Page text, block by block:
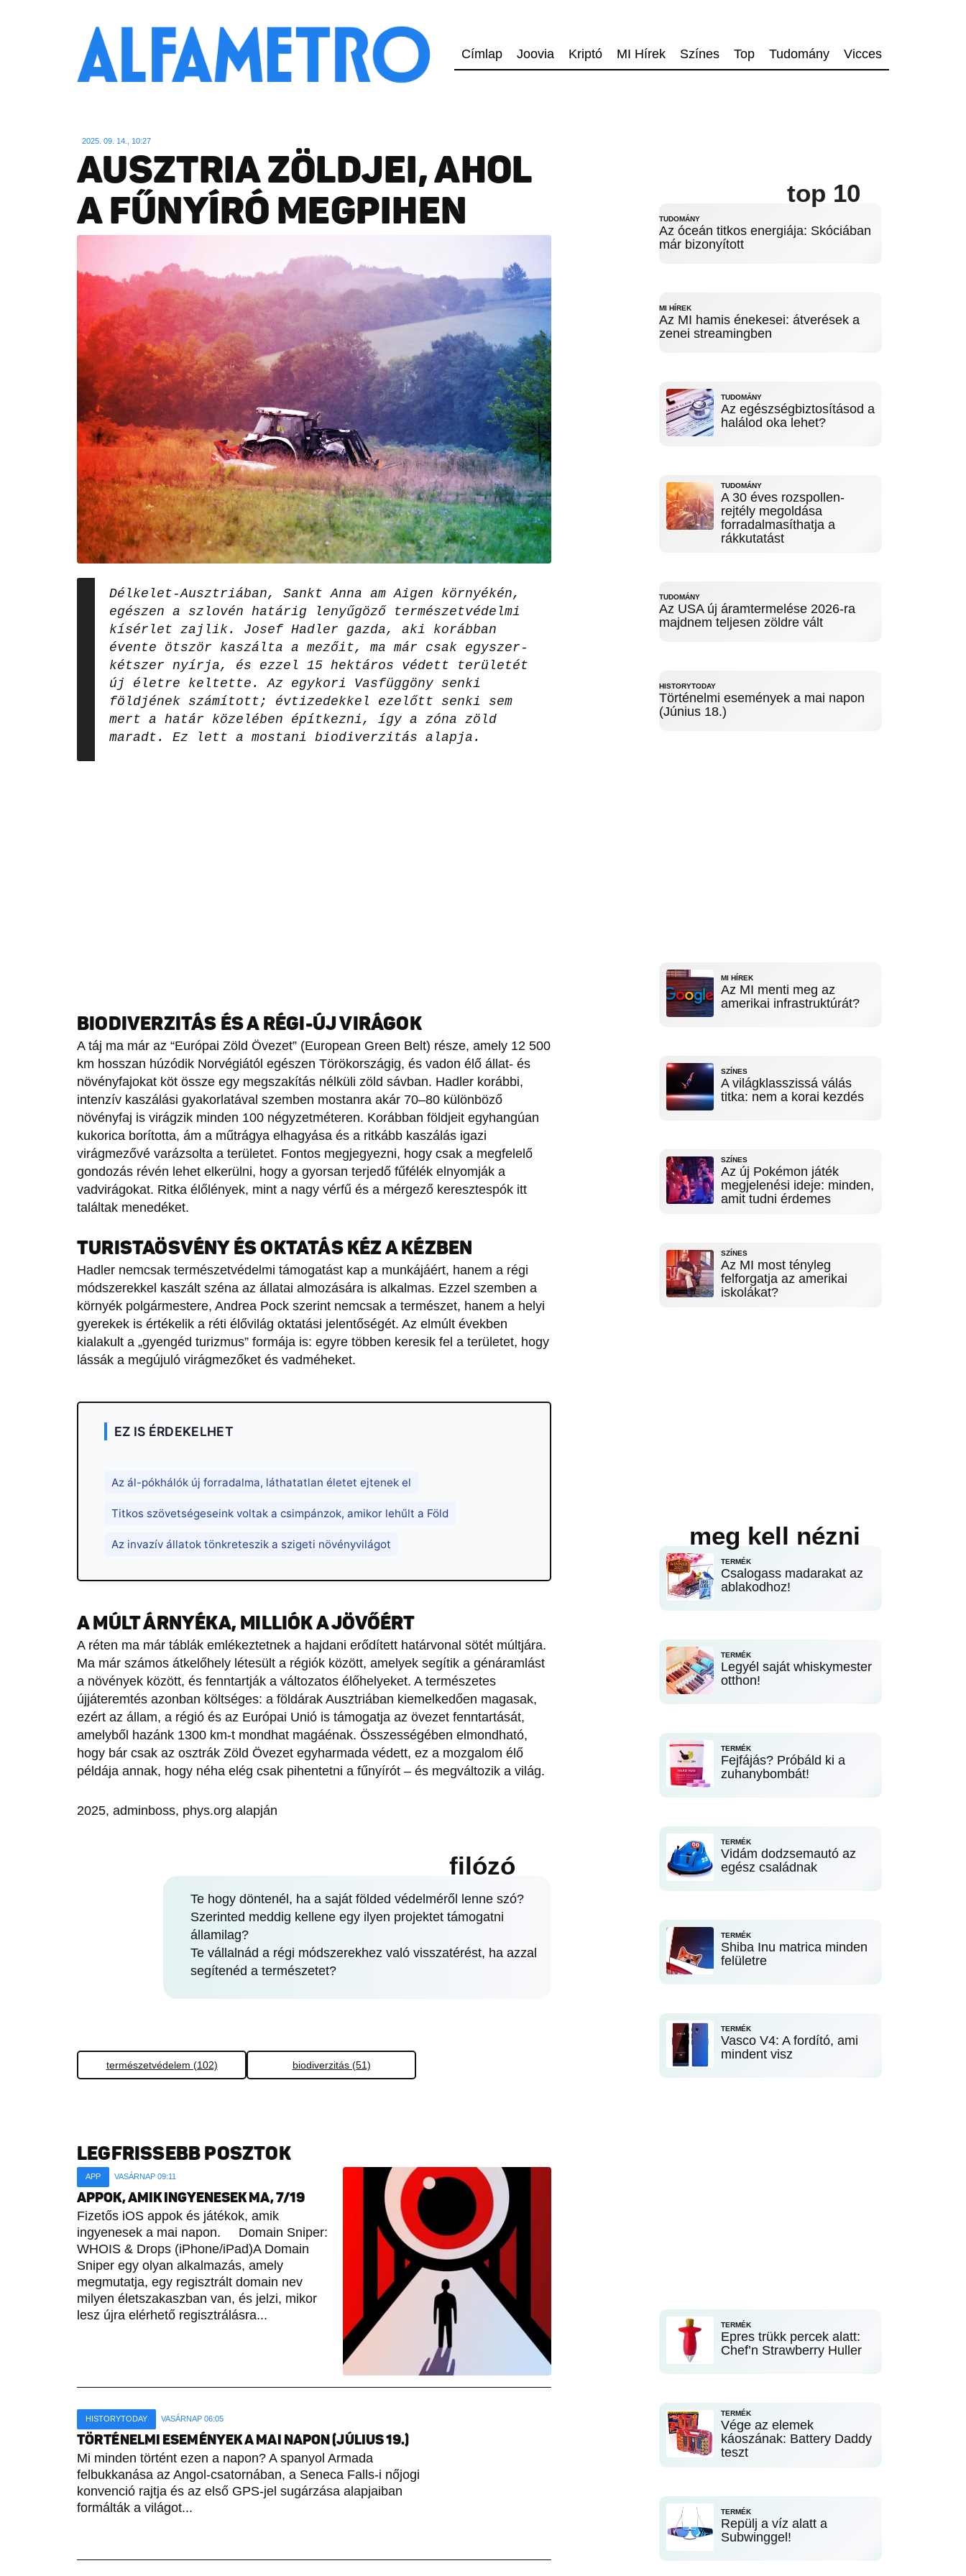
Címlap Joovia Kriptó MI Hírek Színes Top Tudomány Vicces
2025. 09. 14., 10:27
AUSZTRIA ZÖLDJEI, AHOL
A FŰNYÍRÓ MEGPIHEN
Délkelet-Ausztriában, Sankt Anna am Aigen környékén,
egészen a szlovén határig lenyűgöző természetvédelmi
kísérlet zajlik. Josef Hadler gazda, aki korábban
évente ötször kaszálta a mezőit, ma már csak egyszer-
kétszer nyírja, és ezzel 15 hektáros védett területét
új életre keltette. Az egykori Vasfüggöny senki
földjének számított; évtizedekkel ezelőtt senki sem
mert a határ közelében építkezni, így a zóna zöld
maradt. Ez lett a mostani biodiverzitás alapja.
BIODIVERZITÁS ÉS A RÉGI-ÚJ VIRÁGOK
A táj ma már az “Európai Zöld Övezet” (European Green Belt) része, amely 12 500
km hosszan húzódik Norvégiától egészen Törökországig, és vadon élő állat- és
növényfajokat köt össze egy megszakítás nélküli zöld sávban. Hadler korábbi,
intenzív kaszálási gyakorlatával szemben mostanra akár 70–80 különböző
növényfaj is virágzik minden 100 négyzetméteren. Korábban földjeit egyhangúan
kukorica borította, ám a műtrágya elhagyása és a ritkább kaszálás igazi
virágmezővé varázsolta a területet. Fontos megjegyezni, hogy csak a megfelelő
gondozás révén lehet elkerülni, hogy a gyorsan terjedő fűfélék elnyomják a
vadvirágokat. Ritka élőlények, mint a nagy vérfű és a mérgező keresztespók itt
találtak menedéket.
TURISTAÖSVÉNY ÉS OKTATÁS KÉZ A KÉZBEN
Hadler nemcsak természetvédelmi támogatást kap a munkájáért, hanem a régi
módszerekkel kaszált széna az állatai almozására is alkalmas. Ezzel szemben a
környék polgármestere, Andrea Pock szerint nemcsak a természet, hanem a helyi
gyerekek is értékelik a réti élővilág oktatási jelentőségét. Az elmúlt években
kialakult a „gyengéd turizmus” formája is: egyre többen keresik fel a területet, hogy
lássák a megújuló virágmezőket és vadméheket.
EZ IS ÉRDEKELHET
Az ál-pókhálók új forradalma, láthatatlan életet ejtenek el
Titkos szövetségeseink voltak a csimpánzok, amikor lehűlt a Föld
Az invazív állatok tönkreteszik a szigeti növényvilágot
A MÚLT ÁRNYÉKA, MILLIÓK A JÖVŐÉRT
A réten ma már táblák emlékeztetnek a hajdani erődített határvonal sötét múltjára.
Ma már számos átkelőhely létesült a régiók között, amelyek segítik a génáramlást
a növények között, és fenntartják a változatos élőhelyeket. A természetes
újjáteremtés azonban költséges: a földárak Ausztriában kiemelkedően magasak,
ezért az állam, a régió és az Európai Unió is támogatja az övezet fenntartását,
amelyből hazánk 1300 km-t mondhat magáénak. Összességében elmondható,
hogy bár csak az osztrák Zöld Övezet egyharmada védett, ez a mozgalom élő
példája annak, hogy néha elég csak pihentetni a fűnyírót – és megváltozik a világ.
2025, adminboss, phys.org alapján
filózó
Te hogy döntenél, ha a saját földed védelméről lenne szó?
Szerinted meddig kellene egy ilyen projektet támogatni
államilag?
Te vállalnád a régi módszerekhez való visszatérést, ha azzal
segítenéd a természetet?
természetvédelem (102) biodiverzitás (51)
LEGFRISSEBB POSZTOK
APP VASÁRNAP 09:11
APPOK, AMIK INGYENESEK MA, 7/19
Fizetős iOS appok és játékok, amik
ingyenesek a mai napon. Domain Sniper:
WHOIS & Drops (iPhone/iPad)A Domain
Sniper egy olyan alkalmazás, amely
megmutatja, egy regisztrált domain nev
milyen életszakaszban van, és jelzi, mikor
lesz újra elérhető regisztrálásra...
HISTORYTODAY VASÁRNAP 06:05
TÖRTÉNELMI ESEMÉNYEK A MAI NAPON (JÚLIUS 19.)
Mi minden történt ezen a napon? A spanyol Armada
felbukkanása az Angol-csatornában, a Seneca Falls-i nőjogi
konvenció rajtja és az első GPS-jel sugárzása alapjaiban
formálták a világot...
top 10
TUDOMÁNY
Az óceán titkos energiája: Skóciában
már bizonyított
MI HÍREK
Az MI hamis énekesei: átverések a
zenei streamingben
TUDOMÁNY
Az egészségbiztosításod a
halálod oka lehet?
TUDOMÁNY
A 30 éves rozspollen-
rejtély megoldása
forradalmasíthatja a
rákkutatást
TUDOMÁNY
Az USA új áramtermelése 2026-ra
majdnem teljesen zöldre vált
HISTORYTODAY
Történelmi események a mai napon
(Június 18.)
MI HÍREK
Az MI menti meg az
amerikai infrastruktúrát?
SZÍNES
A világklasszissá válás
titka: nem a korai kezdés
SZÍNES
Az új Pokémon játék
megjelenési ideje: minden,
amit tudni érdemes
SZÍNES
Az MI most tényleg
felforgatja az amerikai
iskolákat?
meg kell nézni
TERMÉK
Csalogass madarakat az
ablakodhoz!
TERMÉK
Legyél saját whiskymester
otthon!
TERMÉK
Fejfájás? Próbáld ki a
zuhanybombát!
TERMÉK
Vidám dodzsemautó az
egész családnak
TERMÉK
Shiba Inu matrica minden
felületre
TERMÉK
Vasco V4: A fordító, ami
mindent visz
TERMÉK
Epres trükk percek alatt:
Chef’n Strawberry Huller
TERMÉK
Vége az elemek
káoszának: Battery Daddy
teszt
TERMÉK
Repülj a víz alatt a
Subwinggel!